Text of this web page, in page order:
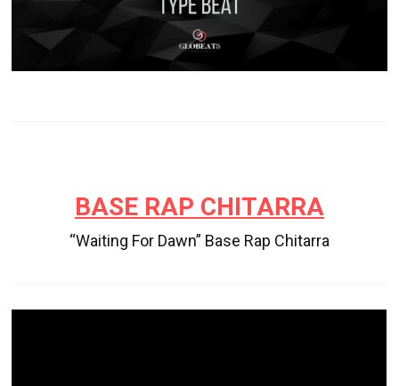
BASE RAP CHITARRA
“Waiting For Dawn” Base Rap Chitarra